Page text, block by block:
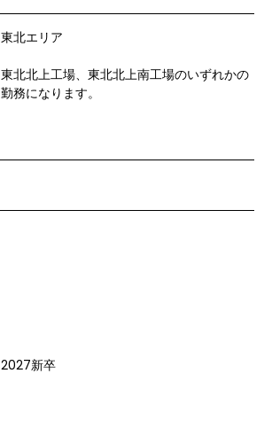
東北エリア
東北北上工場、東北北上南工場のいずれかの
勤務になります。
2027新卒